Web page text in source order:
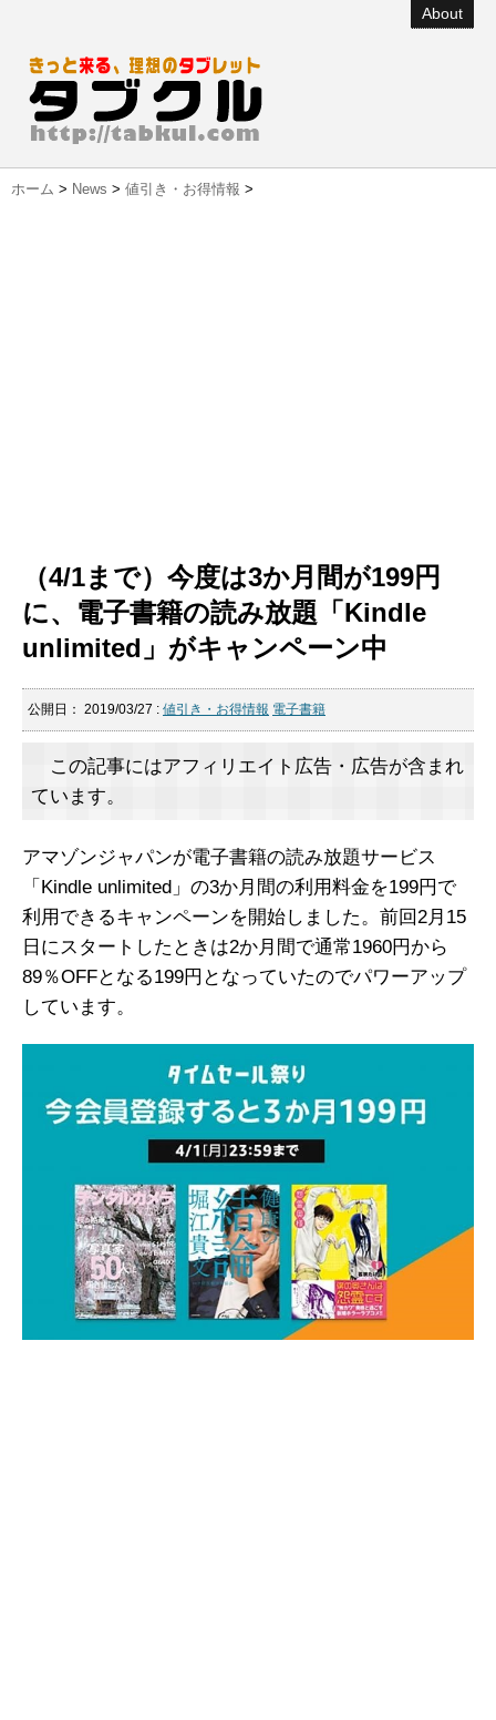
About
ホーム > News > 値引き・お得情報 >
（4/1まで）今度は3か月間が199円
に、電子書籍の読み放題「Kindle
unlimited」がキャンペーン中
公開日： 2019/03/27 : 値引き・お得情報 電子書籍
この記事にはアフィリエイト広告・広告が含まれ
ています。
アマゾンジャパンが電子書籍の読み放題サービス
「Kindle unlimited」の3か月間の利用料金を199円で
利用できるキャンペーンを開始しました。前回2月15
日にスタートしたときは2か月間で通常1960円から
89％OFFとなる199円となっていたのでパワーアップ
しています。